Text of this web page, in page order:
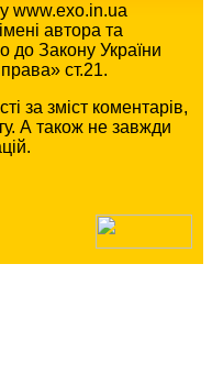
www.exo.in.ua
автора та
до Закону України
ст.21.
за зміст коментарів,
А також не завжди